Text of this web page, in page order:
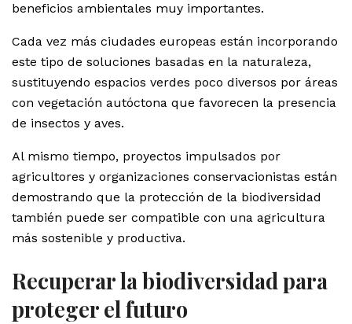
beneficios ambientales muy importantes.
Cada vez más ciudades europeas están incorporando
este tipo de soluciones basadas en la naturaleza,
sustituyendo espacios verdes poco diversos por áreas
con vegetación autóctona que favorecen la presencia
de insectos y aves.
Al mismo tiempo, proyectos impulsados por
agricultores y organizaciones conservacionistas están
demostrando que la protección de la biodiversidad
también puede ser compatible con una agricultura
más sostenible y productiva.
Recuperar la biodiversidad para
proteger el futuro